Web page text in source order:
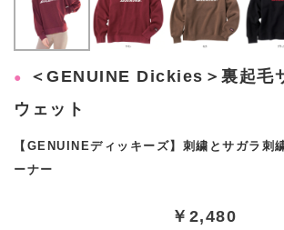
＜GENUINE Dickies＞裏起毛
ウェット
【GENUINEディッキーズ】刺繍とサガラ刺
ーナー
￥2,480